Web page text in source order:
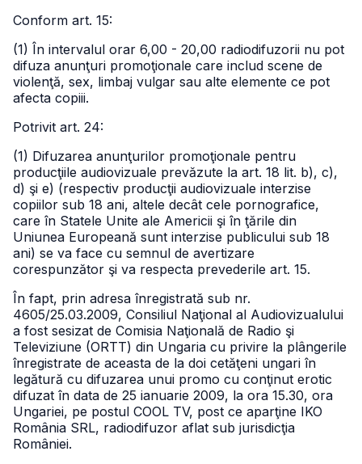
Conform art. 15:
(1) În intervalul orar 6,00 - 20,00 radiodifuzorii nu pot
difuza anunţuri promoţionale care includ scene de
violenţă, sex, limbaj vulgar sau alte elemente ce pot
afecta copiii.
Potrivit art. 24:
(1) Difuzarea anunţurilor promoţionale pentru
producţiile audiovizuale prevăzute la art. 18 lit. b), c),
d) şi e) (respectiv producţii audiovizuale interzise
copiilor sub 18 ani, altele decât cele pornografice,
care în Statele Unite ale Americii şi în ţările din
Uniunea Europeană sunt interzise publicului sub 18
ani) se va face cu semnul de avertizare
corespunzător şi va respecta prevederile art. 15.
În fapt, prin adresa înregistrată sub nr.
4605/25.03.2009, Consiliul Naţional al Audiovizualului
a fost sesizat de Comisia Naţională de Radio şi
Televiziune (ORTT) din Ungaria cu privire la plângerile
înregistrate de aceasta de la doi cetăţeni ungari în
legătură cu difuzarea unui promo cu conţinut erotic
difuzat în data de 25 ianuarie 2009, la ora 15.30, ora
Ungariei, pe postul COOL TV, post ce aparţine IKO
România SRL, radiodifuzor aflat sub jurisdicţia
României.